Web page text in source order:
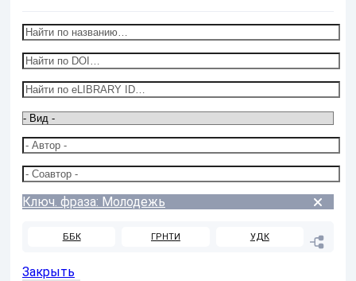
Ключ. фраза: Молодежь
ББК ГРНТИ УДК
Закрыть